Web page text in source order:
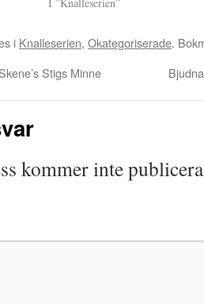
i Knalleserien, Okategoriserade.
Stigs Minne
kommer inte